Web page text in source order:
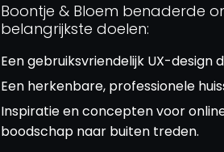
Boontje & Bloem benaderde
belangrijkste doelen:
Een gebruiksvriendelijk UX-
Een herkenbare, professionele
Inspiratie en concepten voor
boodschap naar buiten treden.